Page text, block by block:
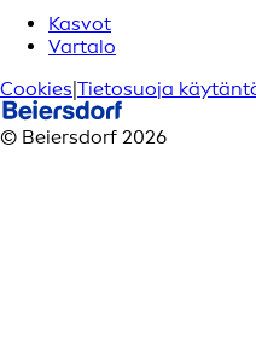
Kasvot
Vartalo
Cookies|Tietosuoja
© Beiersdorf 2026